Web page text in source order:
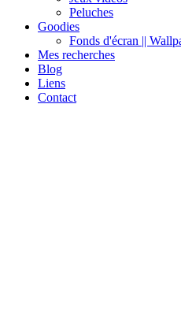
Peluches
Goodies
Fonds d'écran ||
Mes recherches
Blog
Liens
Contact